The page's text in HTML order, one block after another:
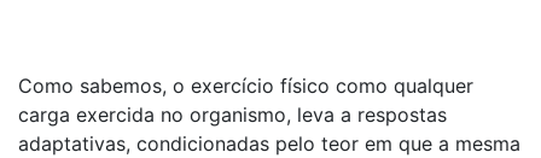
Como sabemos, o exercício físico como qualquer
carga exercida no organismo, leva a respostas
adaptativas, condicionadas pelo teor em que a mesma